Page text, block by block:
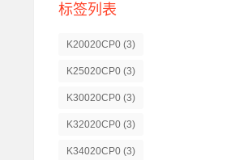
标签列表
K20020CP0 (3)
K25020CP0 (3)
K30020CP0 (3)
K32020CP0 (3)
K34020CP0 (3)